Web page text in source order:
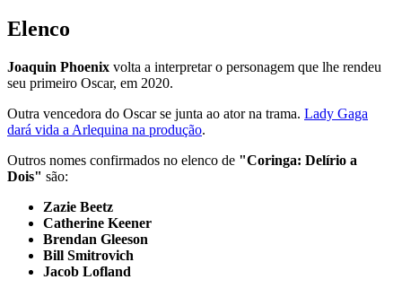
Elenco
Joaquin Phoenix volta a interpretar o personagem que lhe rendeu
seu primeiro Oscar, em 2020.
Outra vencedora do Oscar se junta ao ator na trama. Lady Gaga
dará vida a Arlequina na produção.
Outros nomes confirmados no elenco de "Coringa: Delírio a
Dois" são:
Zazie Beetz
Catherine Keener
Brendan Gleeson
Bill Smitrovich
Jacob Lofland